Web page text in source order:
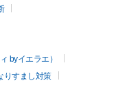
byイエラエ）
りすまし対策